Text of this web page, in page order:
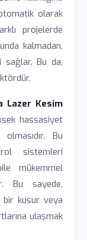
olarak
projelerde
kalmadan,
sağlar. Bu da,
Lazer Kesim
hassasiyet
Bu
sistemleri
mükemmel
Bu sayede,
bir kusur veya
ulaşmak